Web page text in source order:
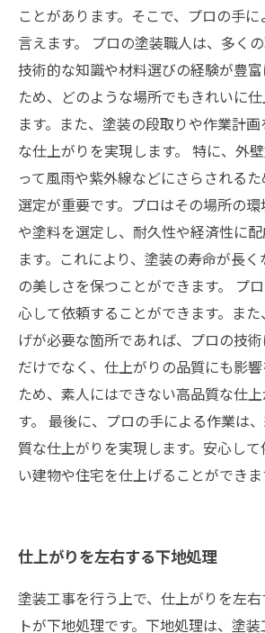
ことがあります。そこで、プロの手
言えます。 プロの塗装職人は、多く
技術的な知識や材料選びの経験が豊
ため、どのような場所でもきれいに
ます。また、塗装の段取りや作業計
な仕上がりを実現します。 特に、外
って風雨や紫外線などにさらされる
選定が重要です。プロはその場所の
や塗料を選定し、耐久性や経済性に
ます。これにより、塗装の寿命が長
の美しさを保つことができます。 プ
心して依頼することができます。ま
げが必要な箇所であれば、プロの技
だけでなく、仕上がりの品質にも影
ため、素人にはできない高品質な仕
す。 最後に、プロの手による作業は
質な仕上がりを実現します。安心し
い建物や住宅を仕上げることができま
仕上がりを左右する下地処理
塗装工事を行う上で、仕上がりを左
トが下地処理です。下地処理は、塗